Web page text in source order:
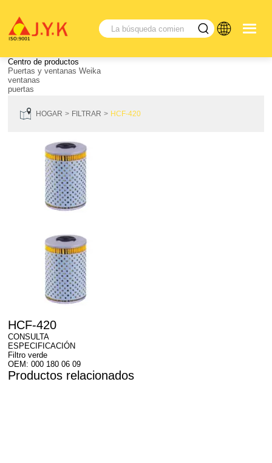
Centro de productos
Puertas y ventanas Weika
ventanas
puertas
HOGAR FILTRAR HCF-420
HCF-420
CONSULTA
ESPECIFICACIÓN
Filtro verde
OEM: 000 180 06 09
Productos relacionados